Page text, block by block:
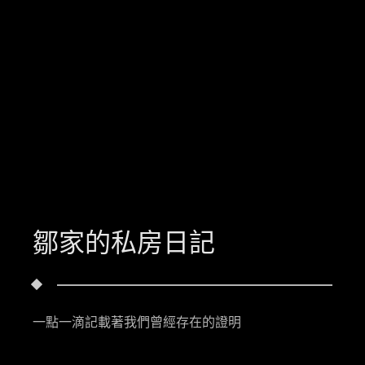
鄒家的私房日記
一點一滴記載著我們曾經存在的證明